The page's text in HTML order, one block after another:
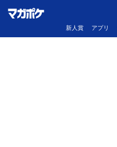
新人賞 アプリ